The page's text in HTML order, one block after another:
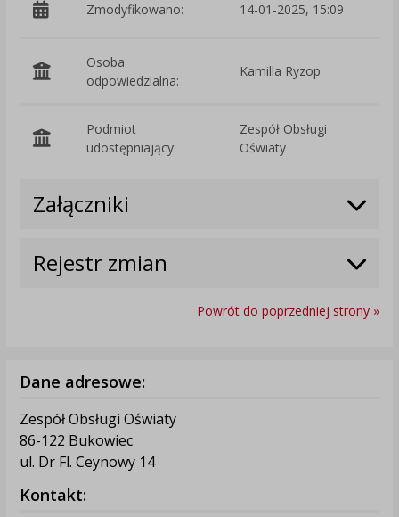
Zmodyfikowano: 14-01-2025, 15:09
Osoba
odpowiedzialna:
Kamilla Ryzop
Podmiot
udostępniający:
Zespół Obsługi
Oświaty
Załączniki
Rejestr zmian
Powrót do poprzedniej strony »
Dane adresowe:
Zespół Obsługi Oświaty
86-122 Bukowiec
ul. Dr Fl. Ceynowy 14
Kontakt: